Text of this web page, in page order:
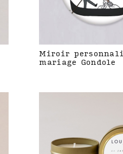
Miroir
mariage Gondole